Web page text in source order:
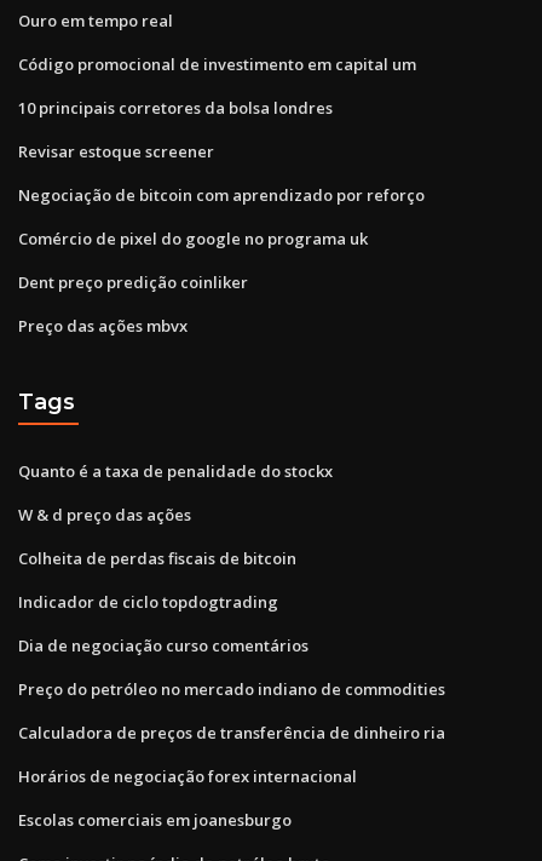
Ouro em tempo real
Código promocional de investimento em capital um
10 principais corretores da bolsa londres
Revisar estoque screener
Negociação de bitcoin com aprendizado por reforço
Comércio de pixel do google no programa uk
Dent preço predição coinliker
Preço das ações mbvx
Tags
Quanto é a taxa de penalidade do stockx
W & d preço das ações
Colheita de perdas fiscais de bitcoin
Indicador de ciclo topdogtrading
Dia de negociação curso comentários
Preço do petróleo no mercado indiano de commodities
Calculadora de preços de transferência de dinheiro ria
Horários de negociação forex internacional
Escolas comerciais em joanesburgo